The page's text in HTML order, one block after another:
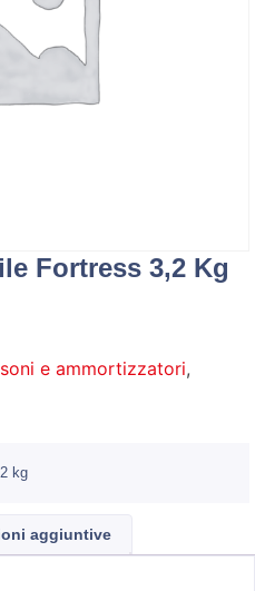
Fortress 3,2 Kg
e ammortizzatori,
kg
aggiuntive